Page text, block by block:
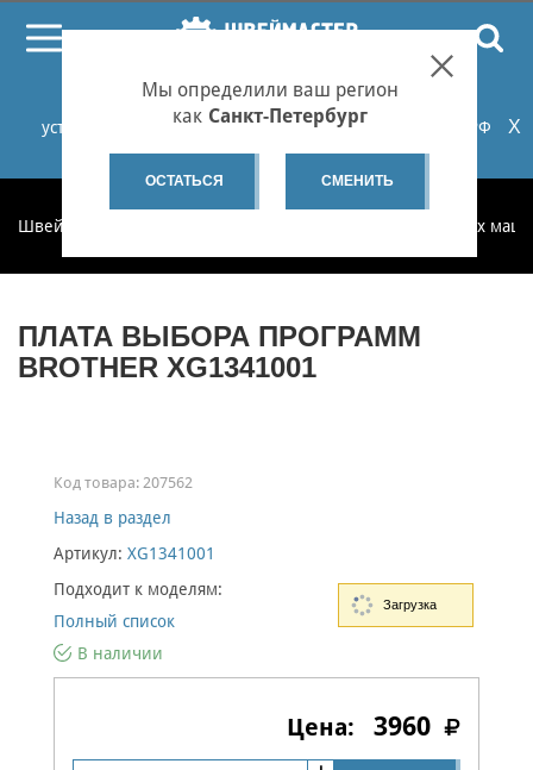
При проблемах с онлайн-оплатой заказов на сайте
установите российские сертификаты НУЦ Минцифры РФ
или используйте Яндекс.Браузер.Подробнее...
X
Мы определили ваш регион
как Санкт-Петербург
ОСТАТЬСЯ СМЕНИТЬ
Швеймастер Запчасти для бытовых швейных
ПЛАТА ВЫБОРА ПРОГРАММ
BROTHER XG1341001
Код товара: 207562
Назад в раздел
Артикул: XG1341001
Подходит к моделям:
Полный список
В наличии
3960
Загрузка